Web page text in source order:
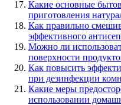
Какие основные
приготовления
Как правильно
эффективного
Можно ли
поверхности
Как повысить
при дезинфекции
Какие меры
использовании